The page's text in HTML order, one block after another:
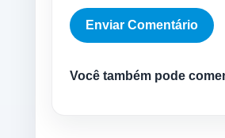
Você também pode